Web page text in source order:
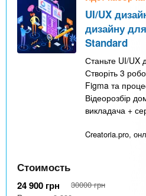
UI/UX
дизайну
Standard
Станьте UI/UX
Створіть 3
Figma та
Відеорозбір
викладача +
Creatoria.pro,
Стоимость
24 900 грн 30000 грн